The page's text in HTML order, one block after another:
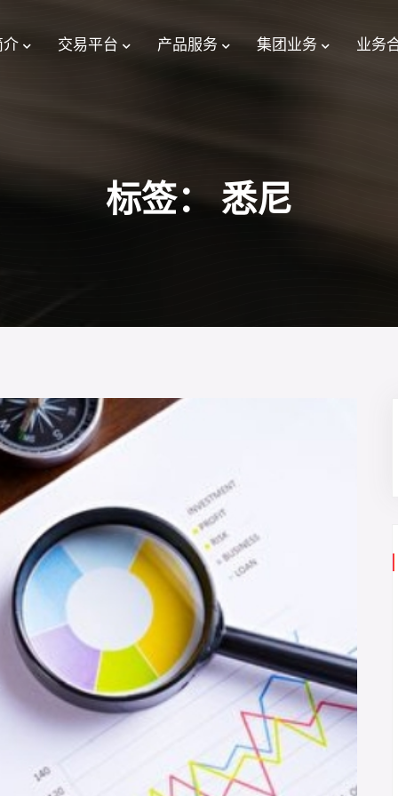
介 交易平台 产品服务 集团业务 业务
标签：悉尼